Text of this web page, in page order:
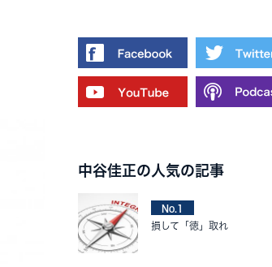
中谷佳正の人気の記事
No.1
損して「徳」取れ